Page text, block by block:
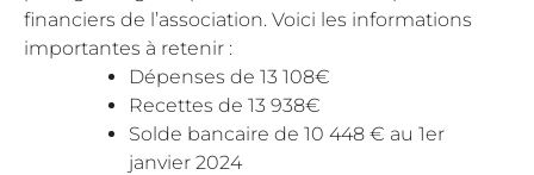
financiers de l’association. Voici les informations
importantes à retenir :
Dépenses de 13 108€
Recettes de 13 938€
Solde bancaire de 10 448 € au 1er
janvier 2024